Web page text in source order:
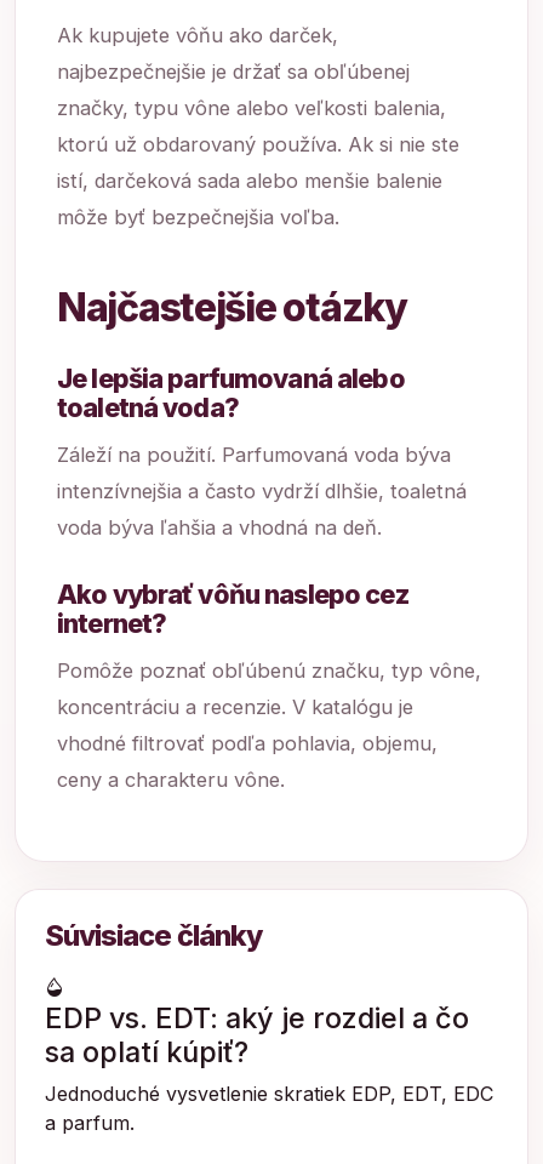
Ak kupujete vôňu ako darček,
najbezpečnejšie je držať sa obľúbenej
značky, typu vône alebo veľkosti balenia,
ktorú už obdarovaný používa. Ak si nie ste
istí, darčeková sada alebo menšie balenie
môže byť bezpečnejšia voľba.
Najčastejšie otázky
Je lepšia parfumovaná alebo
toaletná voda?
Záleží na použití. Parfumovaná voda býva
intenzívnejšia a často vydrží dlhšie, toaletná
voda býva ľahšia a vhodná na deň.
Ako vybrať vôňu naslepo cez
internet?
Pomôže poznať obľúbenú značku, typ vône,
koncentráciu a recenzie. V katalógu je
vhodné filtrovať podľa pohlavia, objemu,
ceny a charakteru vône.
Súvisiace články
EDP vs. EDT: aký je rozdiel a čo
sa oplatí kúpiť?
Jednoduché vysvetlenie skratiek EDP, EDT, EDC
a parfum.